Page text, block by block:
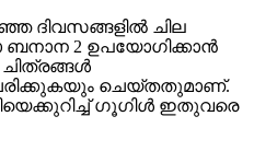
ദിവസങ്ങളില്‍ ചില
2 ഉപയോഗിക്കാന്‍
ചെയ്തതുമാണ്.
ഗൂഗിള്‍ ഇതുവരെ